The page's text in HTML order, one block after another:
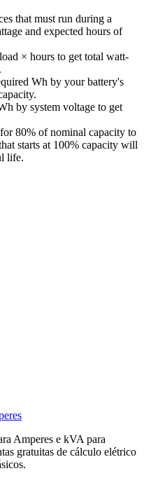
that must run during a
and expected hours of
× hours to get total watt-
Wh by your battery's
by system voltage to get
80% of nominal capacity to
starts at 100% capacity will
life.
Amperes e kVA para
gratuitas de cálculo elétrico